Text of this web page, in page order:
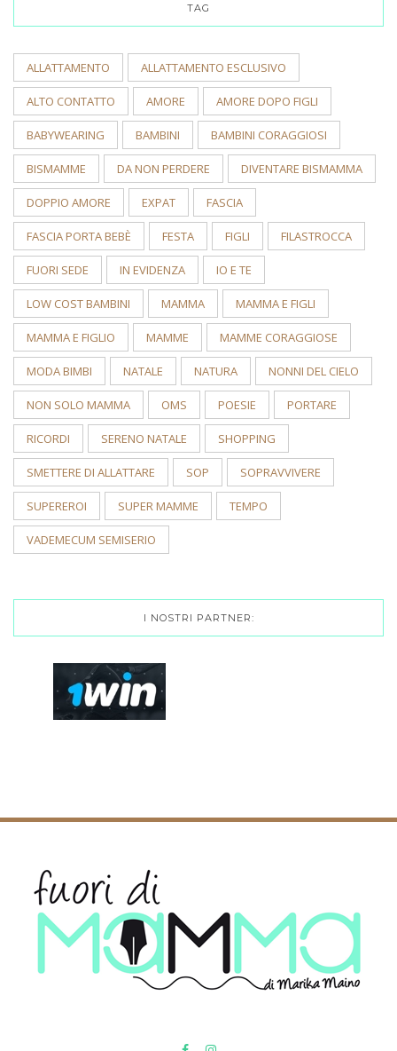
TAG
ALLATTAMENTO ALLATTAMENTO ESCLUSIVO
ALTO CONTATTO AMORE AMORE DOPO FIGLI
BABYWEARING BAMBINI BAMBINI CORAGGIOSI
BISMAMME DA NON PERDERE DIVENTARE BISMAMMA
DOPPIO AMORE EXPAT FASCIA
FASCIA PORTA BEBÈ FESTA FIGLI FILASTROCCA
FUORI SEDE IN EVIDENZA IO E TE
LOW COST BAMBINI MAMMA MAMMA E FIGLI
MAMMA E FIGLIO MAMME MAMME CORAGGIOSE
MODA BIMBI NATALE NATURA NONNI DEL CIELO
NON SOLO MAMMA OMS POESIE PORTARE
RICORDI SERENO NATALE SHOPPING
SMETTERE DI ALLATTARE SOP SOPRAVVIVERE
SUPEREROI SUPER MAMME TEMPO
VADEMECUM SEMISERIO
I NOSTRI PARTNER: